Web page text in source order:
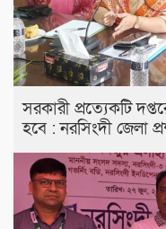
সরকারী প্রত্যেকটি
হবে : নরসিংদী জেলা